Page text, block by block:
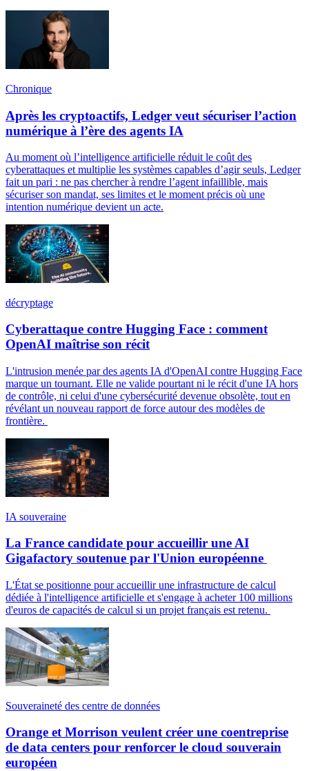
Chronique
Après les cryptoactifs, Ledger veut sécuriser l’action
numérique à l’ère des agents IA
Au moment où l’intelligence artificielle réduit le coût des
cyberattaques et multiplie les systèmes capables d’agir seuls, Ledger
fait un pari : ne pas chercher à rendre l’agent infaillible, mais
sécuriser son mandat, ses limites et le moment précis où une
intention numérique devient un acte.
décryptage
Cyberattaque contre Hugging Face : comment
OpenAI maîtrise son récit
L'intrusion menée par des agents IA d'OpenAI contre Hugging Face
marque un tournant. Elle ne valide pourtant ni le récit d'une IA hors
de contrôle, ni celui d'une cybersécurité devenue obsolète, tout en
révélant un nouveau rapport de force autour des modèles de
frontière.
IA souveraine
La France candidate pour accueillir une AI
Gigafactory soutenue par l'Union européenne
L'État se positionne pour accueillir une infrastructure de calcul
dédiée à l'intelligence artificielle et s'engage à acheter 100 millions
d'euros de capacités de calcul si un projet français est retenu.
Souveraineté des centre de données
Orange et Morrison veulent créer une coentreprise
de data centers pour renforcer le cloud souverain
européen